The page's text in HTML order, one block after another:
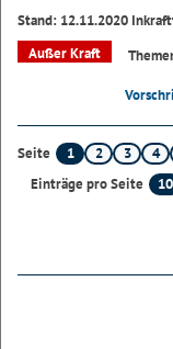
Stand: 12.11.2020
Außer Kraft
Seite 1 2 3
4
Einträge pro Seite
10